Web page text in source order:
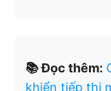
📚 Đọc thêm:
khiển tiếp thị